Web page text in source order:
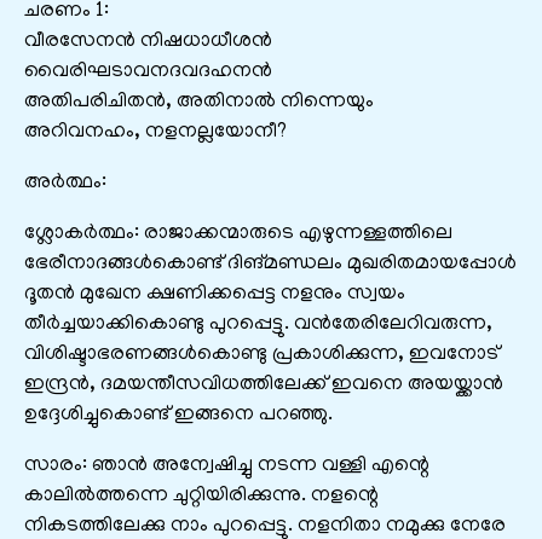
ചരണം 1:
വീരസേനൻ നിഷധാധീശൻ
വൈരിഘടാവനദവദഹനൻ
അതിപരിചിതൻ, അതിനാൽ നിന്നെയും
അറിവനഹം, നളനല്ലയോനീ?
അർത്ഥം:
ശ്ലോകർത്ഥം: രാജാക്കന്മാരുടെ എഴുന്നള്ളത്തിലെ
ഭേരീനാദങ്ങൾകൊണ്ട്‌ ദിങ്മണ്ഡലം മുഖരിതമായപ്പോൾ
ദൂതൻ മുഖേന ക്ഷണിക്കപ്പെട്ട നളനും സ്വയം
തീർച്ചയാക്കികൊണ്ടു പുറപ്പെട്ടു. വൻതേരിലേറിവരുന്ന,
വിശിഷ്ടാഭരണങ്ങൾകൊണ്ടു പ്രകാശിക്കുന്ന, ഇവനോട്‌
ഇന്ദ്രൻ, ദമയന്തീസവിധത്തിലേക്ക്‌ ഇവനെ അയയ്ക്കാൻ
ഉദ്ദേശിച്ചുകൊണ്ട്‌ ഇങ്ങനെ പറഞ്ഞു.
സാരം: ഞാൻ അന്വേഷിച്ചു നടന്ന വള്ളി എന്റെ
കാലിൽത്തന്നെ ചുറ്റിയിരിക്കുന്നു. നളന്റെ
നികടത്തിലേക്കു നാം പുറപ്പെട്ടു. നളനിതാ നമുക്കു നേരേ